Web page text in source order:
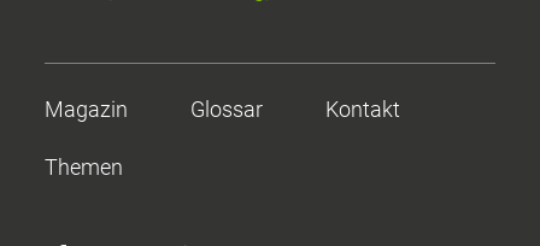
Magazin Glossar Kontakt
Themen